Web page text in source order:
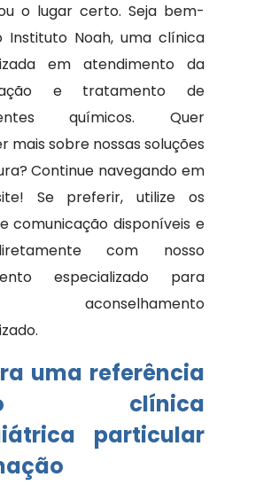
o lugar certo. Seja bem-
Instituto Noah, uma clínica
em atendimento da
e tratamento de
químicos. Quer
mais sobre nossas soluções
Continue navegando em
Se preferir, utilize os
comunicação disponíveis e
com nosso
especializado para
aconselhamento
uma referência
clínica
particular